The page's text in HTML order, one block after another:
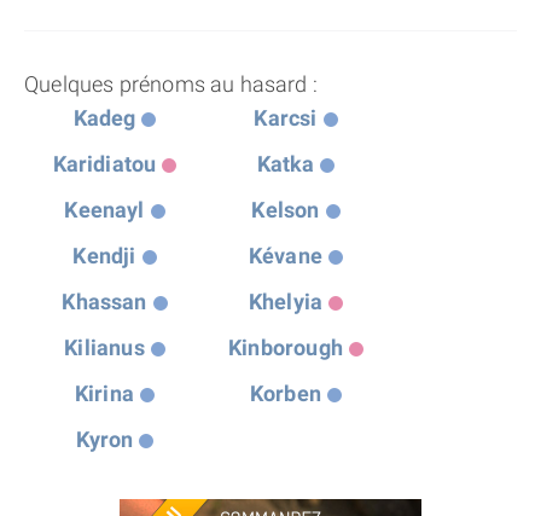
Quelques prénoms au hasard :
Kadeg
Karcsi
Karidiatou
Katka
Keenayl
Kelson
Kendji
Kévane
Khassan
Khelyia
Kilianus
Kinborough
Kirina
Korben
Kyron